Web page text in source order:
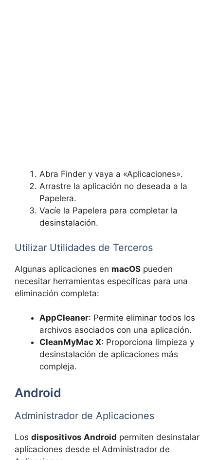
Abra Finder y vaya a «Aplicaciones».
Arrastre la aplicación no deseada a la
Papelera.
Vacíe la Papelera para completar la
desinstalación.
Utilizar Utilidades de Terceros
Algunas aplicaciones en macOS pueden
necesitar herramientas específicas para una
eliminación completa:
AppCleaner: Permite eliminar todos los
archivos asociados con una aplicación.
CleanMyMac X: Proporciona limpieza y
desinstalación de aplicaciones más
compleja.
Android
Administrador de Aplicaciones
Los dispositivos Android permiten desinstalar
aplicaciones desde el Administrador de